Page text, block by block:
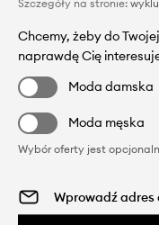
Szczegóły na stronie:
Chcemy, żeby do
naprawdę Cię
Moda damska
Moda męska
Wybór oferty jest